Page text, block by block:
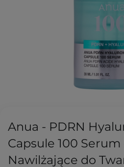
Anua - PDRN
Capsule 100
Nawilżające do